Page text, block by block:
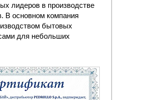
лидеров в производстве
В основном компания
бытовых
для небольших